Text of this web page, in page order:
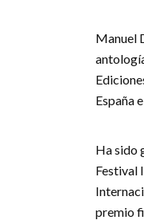
Manuel
España
Ha sido
Festival
premio